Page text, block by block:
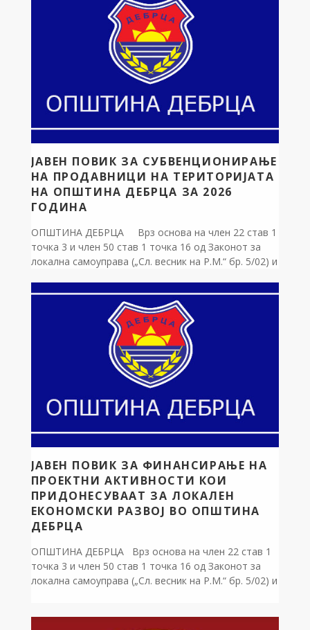
туризам ЕКОТУРИЗАМ 2016 Охрид 30.000 денари
Вкупно: 110.000 денари
ЈАВЕН ПОВИК ЗА СУБВЕНЦИОНИРАЊЕ
НА ПРОДАВНИЦИ НА ТЕРИТОРИЈАТА
НА ОПШТИНА ДЕБРЦА ЗА 2026
ГОДИНА
ОПШТИНА ДЕБРЦА Врз основа на член 22 став 1
точка 3 и член 50 став 1 точка 16 од Законот за
локална самоуправа („Сл. весник на Р.М.“ бр. 5/02) и
Дебрца („Сл. гласник на општина Дебрца“ бр.
3/2005), Градоначалникот на Општина Дебрца
ЈАВЕН ПОВИК ЗА ФИНАНСИРАЊЕ НА
ПРОЕКТНИ АКТИВНОСТИ КОИ
ПРИДОНЕСУВААТ ЗА ЛОКАЛЕН
ЕКОНОМСКИ РАЗВОЈ ВО ОПШТИНА
ДЕБРЦА
ОПШТИНА ДЕБРЦА Врз основа на член 22 став 1
точка 3 и член 50 став 1 точка 16 од Законот за
локална самоуправа („Сл. весник на Р.М.“ бр. 5/02) и